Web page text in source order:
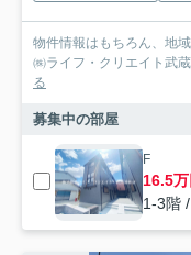
物件情報はもちろん、地
㈱ライフ・クリエイト武
る
募集中の部屋
F
16.5万
1-3階